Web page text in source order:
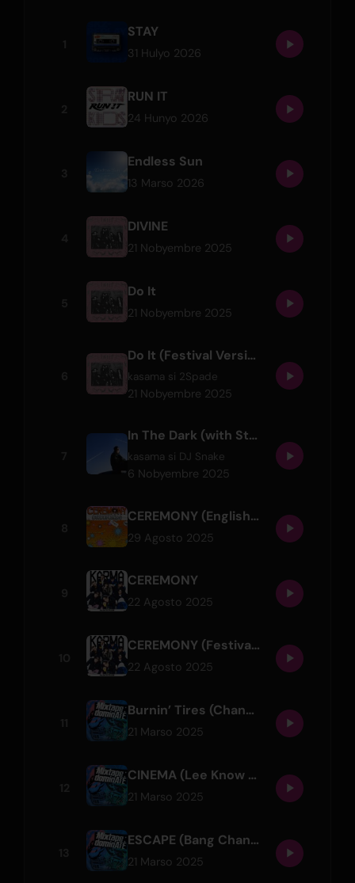
STAY
31 Hulyo 2026
RUN IT
24 Hunyo 2026
Endless Sun
13 Marso 2026
DIVINE
21 Nobyembre 2025
Do It
21 Nobyembre 2025
Do It (Festival Version)
kasama si 2Spade
21 Nobyembre 2025
In The Dark (with Stray Kids)
kasama si DJ Snake
6 Nobyembre 2025
CEREMONY (English Version)
29 Agosto 2025
CEREMONY
22 Agosto 2025
CEREMONY (Festival Version)
22 Agosto 2025
Burnin’ Tires (Changbin & I.N)
21 Marso 2025
CINEMA (Lee Know & Seungmin)
21 Marso 2025
ESCAPE (Bang Chan & Hyunjin)
21 Marso 2025